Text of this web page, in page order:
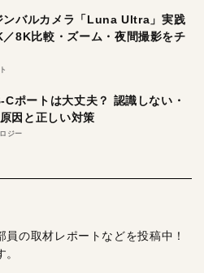
バルカメラ「Luna Ultra」実践
／8K比較・ズーム・夜間撮影をチ
Cポートは大丈夫？ 認識しない・
因と正しい対策
ジー
の取材レポートなどを投稿中！